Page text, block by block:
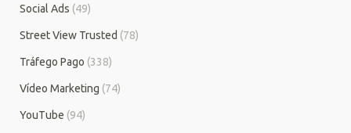
Social Ads (49)
Street View Trusted (78)
Tráfego Pago (338)
Vídeo Marketing (74)
YouTube (94)